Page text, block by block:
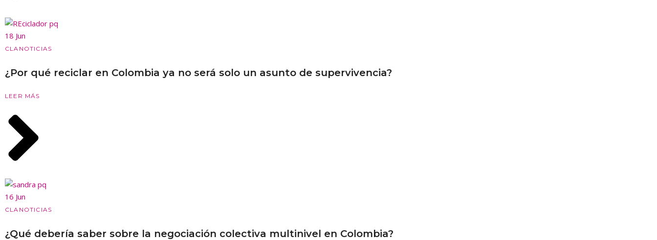
18 Jun
CLA NOTICIAS
¿Por qué reciclar en Colombia ya no será solo un asunto de supervivencia?
LEER MÁS
16 Jun
CLA NOTICIAS
¿Qué debería saber sobre la negociación colectiva multinivel en Colombia?